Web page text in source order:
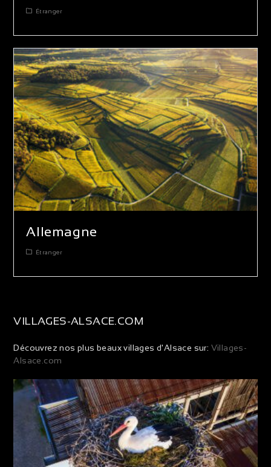
Étranger
Allemagne
Étranger
VILLAGES-ALSACE.COM
Découvrez nos plus beaux villages d'Alsace sur: Villages-
Alsace.com